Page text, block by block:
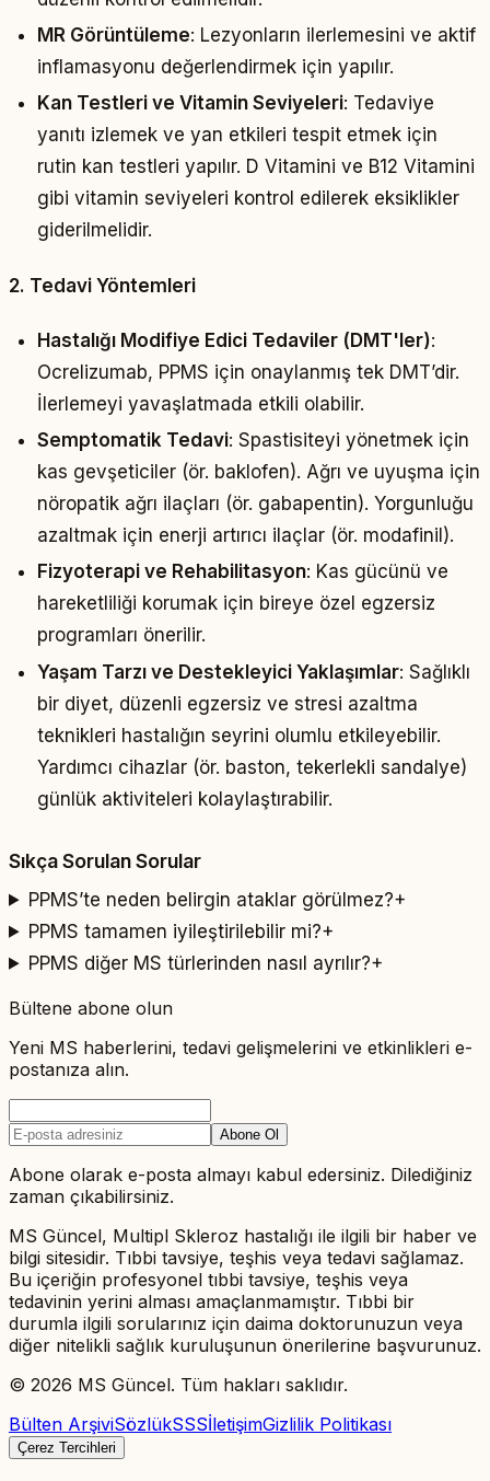
MR Görüntüleme: Lezyonların ilerlemesini ve aktif
inflamasyonu değerlendirmek için yapılır.
Kan Testleri ve Vitamin Seviyeleri: Tedaviye
yanıtı izlemek ve yan etkileri tespit etmek için
rutin kan testleri yapılır. D Vitamini ve B12 Vitamini
gibi vitamin seviyeleri kontrol edilerek eksiklikler
giderilmelidir.
2. Tedavi Yöntemleri
Hastalığı Modifiye Edici Tedaviler (DMT'ler):
Ocrelizumab, PPMS için onaylanmış tek DMT’dir.
İlerlemeyi yavaşlatmada etkili olabilir.
Semptomatik Tedavi: Spastisiteyi yönetmek için
kas gevşeticiler (ör. baklofen). Ağrı ve uyuşma için
nöropatik ağrı ilaçları (ör. gabapentin). Yorgunluğu
azaltmak için enerji artırıcı ilaçlar (ör. modafinil).
Fizyoterapi ve Rehabilitasyon: Kas gücünü ve
hareketliliği korumak için bireye özel egzersiz
programları önerilir.
Yaşam Tarzı ve Destekleyici Yaklaşımlar: Sağlıklı
bir diyet, düzenli egzersiz ve stresi azaltma
teknikleri hastalığın seyrini olumlu etkileyebilir.
Yardımcı cihazlar (ör. baston, tekerlekli sandalye)
günlük aktiviteleri kolaylaştırabilir.
Sıkça Sorulan Sorular
PPMS’te neden belirgin ataklar görülmez?+
PPMS tamamen iyileştirilebilir mi?+
PPMS diğer MS türlerinden nasıl ayrılır?+
Bültene abone olun
Yeni MS haberlerini, tedavi gelişmelerini ve etkinlikleri e-
postanıza alın.
Abone Ol
Abone olarak e-posta almayı kabul edersiniz. Dilediğiniz
zaman çıkabilirsiniz.
MS Güncel, Multipl Skleroz hastalığı ile ilgili bir haber ve
bilgi sitesidir. Tıbbi tavsiye, teşhis veya tedavi sağlamaz.
Bu içeriğin profesyonel tıbbi tavsiye, teşhis veya
tedavinin yerini alması amaçlanmamıştır. Tıbbi bir
durumla ilgili sorularınız için daima doktorunuzun veya
diğer nitelikli sağlık kuruluşunun önerilerine başvurunuz.
© 2026 MS Güncel. Tüm hakları saklıdır.
Bülten ArşiviSözlükSSSİletişimGizlilik Politikası
Çerez Tercihleri